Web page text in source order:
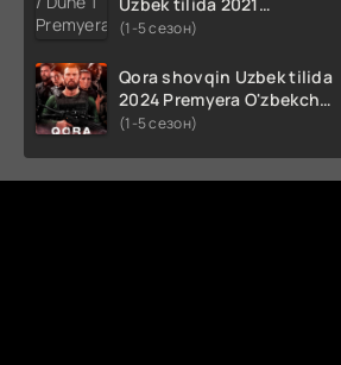
O'zbekcha tarjima kino HD
(1-5 сезон)
Qora shovqin Uzbek tilida
2024 Premyera O'zbekcha
tarjima kino HD skachat
(1-5 сезон)